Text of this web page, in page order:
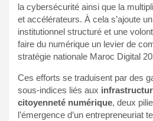
la cybersécurité ainsi que la
et accélérateurs. À cela s’ajoute
institutionnel structuré et une
faire du numérique un levier de
stratégie nationale Maroc Digital
Ces efforts se traduisent par des
sous-indices liés aux
citoyenneté numérique, deux
l’émergence d’un entrepreneuriat